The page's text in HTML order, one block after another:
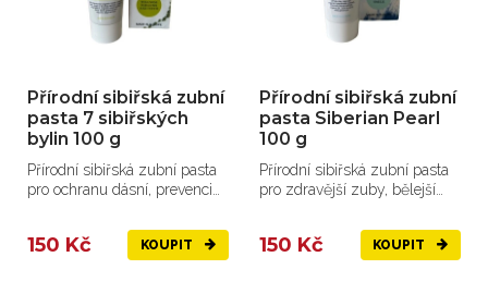
Přírodní sibiřská zubní
pasta 7 sibiřských
bylin 100 g
Přírodní sibiřská zubní pasta
pro ochranu dásní, prevenci
150 Kč KOUPIT
Přírodní sibiřská zubní
pasta Siberian Pearl
100 g
Přírodní sibiřská zubní pasta
pro zdravější zuby, bělejší
150 Kč KOUPIT